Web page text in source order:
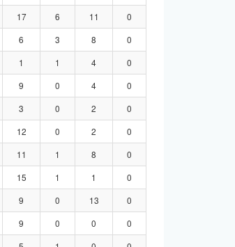
17 6 11
0
6 3 8
0
1 1 4
0
9 0 4
0
3 0 2
0
12 0 2
0
11 1 8
0
15 1 1
0
9 0 13
0
9 0 0
0